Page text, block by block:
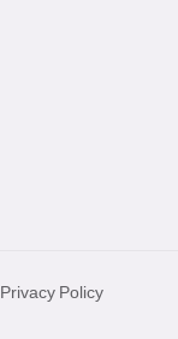
Privacy Policy